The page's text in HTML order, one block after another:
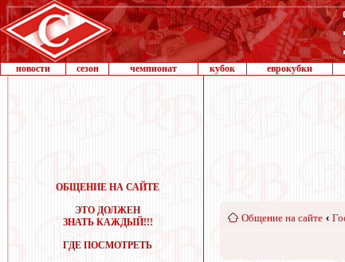
новости сезон чемпионат кубок еврокубки
ОБЩЕНИЕ НА САЙТЕ
ЭТО ДОЛЖЕН
ЗНАТЬ КАЖДЫЙ!!!
ГДЕ ПОСМОТРЕТЬ
Общение на сайте ‹